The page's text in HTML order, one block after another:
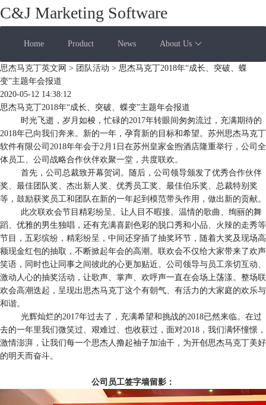
C&J Marketing Software
Home Product News About Us
思杰马克丁英文网 > 团队活动 > 思杰马克丁2018年“成长、突破、蝶
变”主题年会报道
2020-05-12 14:38:12
思杰马克丁2018年“成长、突破、蝶变”主题年会报道
时光飞逝，岁月如梭，忙碌的2017年转眼间匆匆流过，充满期待的
2018年已向我们奔来。新的一年，孕育新的目标和希望。苏州思杰马克丁
软件有限公司2018年年会于2月1日在苏州皇家金煦酒店隆重举行，公司全
体员工、公司战略合作伙伴欢聚一堂，共度联欢。
首先，公司总裁致开幕贺词。随后，公司领导颁发了优秀合作伙伴
奖、最佳团队奖、杰出新人奖、优秀员工奖、最佳伯乐奖、总裁特别奖
等，鼓励获奖员工和团队在新的一年起到模范带头作用，做出新的贡献。
此次联欢会节目精彩纷呈、让人目不暇接。温情的歌曲、绚丽的舞
蹈、优雅的男生独唱，还有充满喜剧色彩的脱口秀和小品、火辣的走秀等
节目，五彩缤纷，精彩纷呈，中间还穿插了抽奖环节，随着大奖及现场高
额现金红包的抽取，不断掀起年会的高潮。联欢会不仅给大家带来了欢声
笑语，同时也让同事之间彼此的心更加贴近。公司领导与员工亲切互动、
激动人心的抽奖活动，让歌声、掌声、欢呼声一直在会场上荡漾。整场联
欢会高潮迭起，呈现出思杰马克丁这个有朝气、有活力的大家庭的欢乐与
和谐。
光辉灿烂的2017年过去了，充满希望和挑战的2018已然来临。在过
去的一年里我们微笑过、艰难过、也收获过，面对2018，我们满怀憧憬，
激情澎湃，让我们每一个思杰人撸起袖子加油干，为开创思杰马克丁美好
的明天而奋斗。
公司员工签字墙留影：